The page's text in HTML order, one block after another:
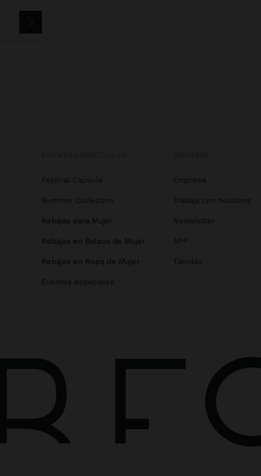
Festival Capsule
Summer Collection
Rebajas para Mujer
Rebajas en Bolsos de Mujer
Rebajas en Ropa de Mujer
Eventos especiales
Empresa
Trabaja con nosotros
Newsletter
APP
Tiendas